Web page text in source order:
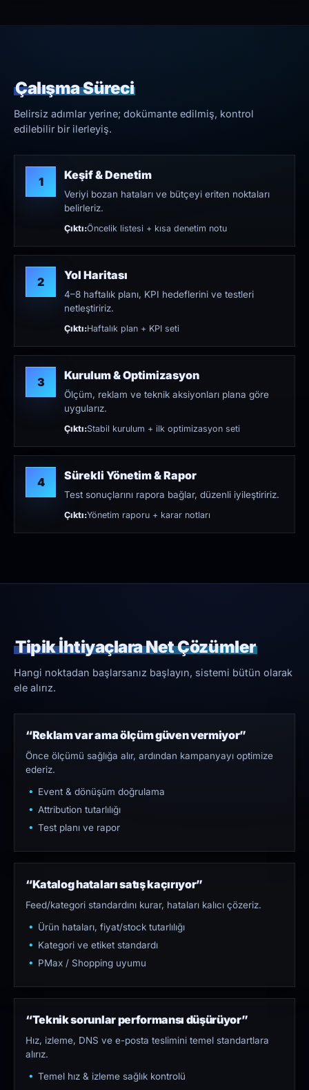
Çalışma Süreci
Belirsiz adımlar yerine; dokümante edilmiş, kontrol
edilebilir bir ilerleyiş.
1 Keşif & Denetim
Veriyi bozan hataları ve bütçeyi eriten noktaları
belirleriz.
Çıktı:Öncelik listesi + kısa denetim notu
2 Yol Haritası
4–8 haftalık planı, KPI hedeflerini ve testleri
netleştiririz.
Çıktı:Haftalık plan + KPI seti
3 Kurulum & Optimizasyon
Ölçüm, reklam ve teknik aksiyonları plana göre
uygularız.
Çıktı:Stabil kurulum + ilk optimizasyon seti
4 Sürekli Yönetim & Rapor
Test sonuçlarını rapora bağlar, düzenli iyileştiririz.
Çıktı:Yönetim raporu + karar notları
Tipik İhtiyaçlara Net Çözümler
Hangi noktadan başlarsanız başlayın, sistemi bütün olarak
ele alırız.
“Reklam var ama ölçüm güven vermiyor”
Önce ölçümü sağlığa alır, ardından kampanyayı optimize
ederiz.
Event & dönüşüm doğrulama
Attribution tutarlılığı
Test planı ve rapor
“Katalog hataları satış kaçırıyor”
Feed/kategori standardını kurar, hataları kalıcı çözeriz.
Ürün hataları, fiyat/stock tutarlılığı
Kategori ve etiket standardı
PMax / Shopping uyumu
“Teknik sorunlar performansı düşürüyor”
Hız, izleme, DNS ve e-posta teslimini temel standartlara
alırız.
Temel hız & izleme sağlık kontrolü